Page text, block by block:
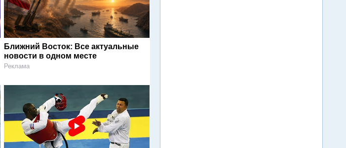
Ближний Восток: Все актуальные
новости в одном месте
Реклама